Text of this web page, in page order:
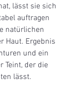
lässt sie sich
auftragen
natürlichen
Haut. Ergebnis
und ein
Teint, der die
lässt.